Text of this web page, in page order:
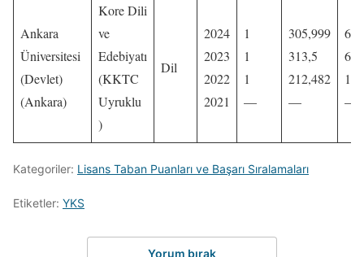
Ankara
Üniversitesi
(Devlet)
(Ankara)
Kore Dili
ve
Edebiyatı
(KKTC
Uyruklu
)
Dil
2024
2023
2022
2021
1
1
1
—
305,999
313,5
212,482
—
—
Kategoriler: Lisans Taban Puanları ve Başarı Sıralamaları
Etiketler: YKS
Yorum bırak